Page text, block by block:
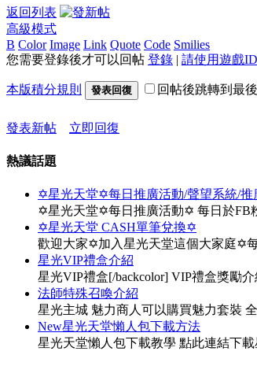
返回列表
高級模式
B Color Image Link Quote Code Smilies
您需要登錄後才可以回帖 登錄 | 請使用遊戲
本版積分規則 發表回復 回帖後跳轉到最
發表新帖 立即回復
熱議話題
✡星光天堂✡每日推廣活動/聲望系統/推
✡星光天堂✡每日推廣活動✡ 每日於FB
✡星光天堂 CASH單筆兌換✡
歡迎大家✡加入星光天堂這個大家庭✡
星光VIP禮盒介紹
星光VIP禮盒[/backcolor] VIP禮盒獎勵
法師特殊召喚介紹
星光主城 魅力商人可以購買魅力套裝
New星光天堂懶人包下載方法
星光天堂懶人包下載教學 點此連結下